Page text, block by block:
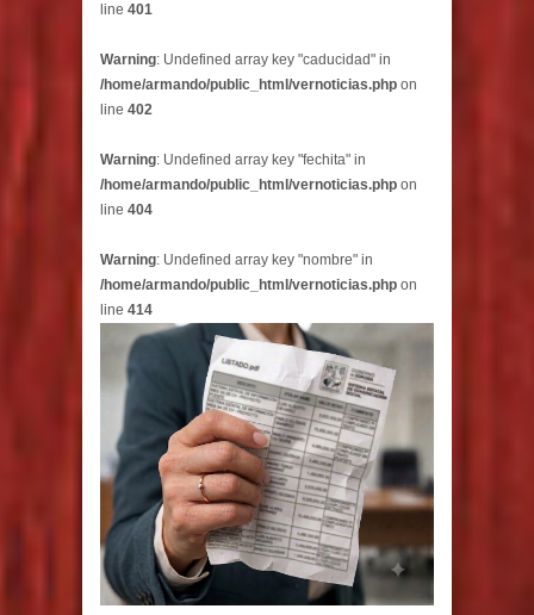
line 401
Warning: Undefined array key "caducidad" in
/home/armando/public_html/vernoticias.php on
line 402
Warning: Undefined array key "fechita" in
/home/armando/public_html/vernoticias.php on
line 404
Warning: Undefined array key "nombre" in
/home/armando/public_html/vernoticias.php on
line 414